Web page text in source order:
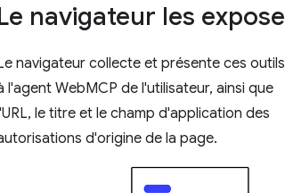
navigateur les expose
navigateur collecte et présente ces outils
l'agent WebMCP de l'utilisateur, ainsi que
le titre et le champ d'application des
d'origine de la page.